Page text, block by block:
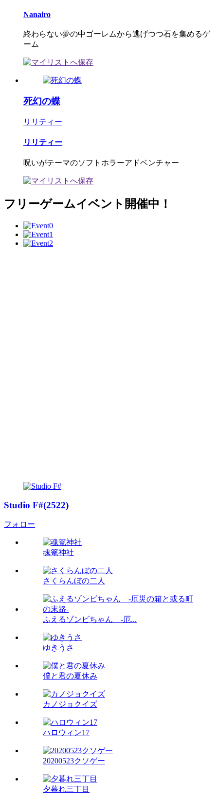
Nanairo
終わらない夢の中ゴーレムから逃げつつ石を集めるゲ
ーム
死幻の蝶
リリティー
リリティー
呪いがテーマのソフトホラーアドベンチャー
フリーゲームイベント開催中！
Studio F#(2522)
フォロー
魂篭神社
さくらんぼの二人
ふえるゾンビちゃん -厄...
ゆきうさ
僕と君の夏休み
カノジョクイズ
ハロウィン17
20200523クソゲー
夕暮れ三丁目